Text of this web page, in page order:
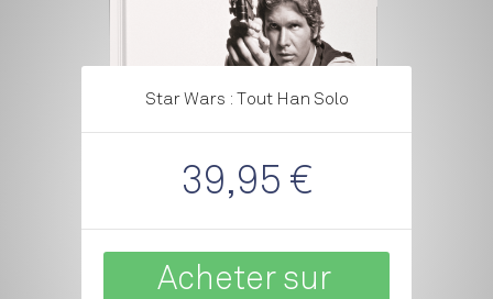
Star Wars : Tout Han Solo
39,95 €
Acheter sur